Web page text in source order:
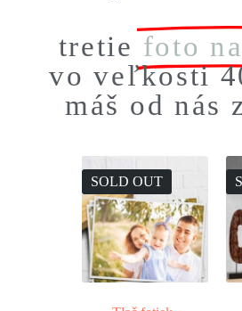
tretie foto
vo veľkosti
máš od nás
SOLD OUT